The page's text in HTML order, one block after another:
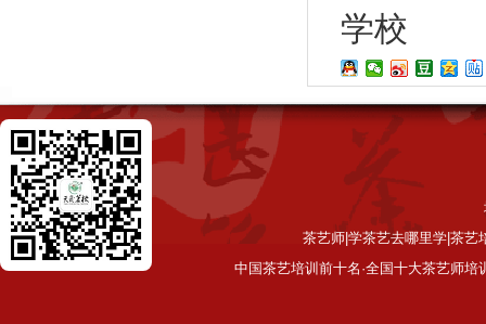
学校
茶艺师|学茶艺去哪里学|茶艺
中国茶艺培训前十名·全国十大茶艺师培